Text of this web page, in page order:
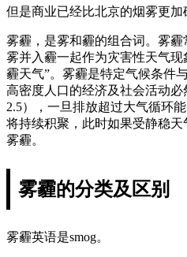
但是商业已经比北京的烟雾更加
雾霾，是雾和霾的组合词。雾
雾并入霾一起作为灾害性天气
霾天气”。雾霾是特定气候条件
高密度人口的经济及社会活动
2.5），一旦排放超过大气循环
将持续积聚，此时如果受静稳
雾霾。
雾霾的分类及区别
雾霾英语是smog。